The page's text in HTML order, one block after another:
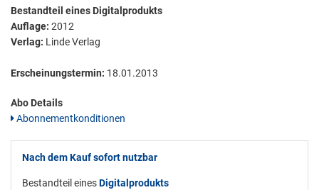
Bestandteil eines Digitalprodukts
Auflage: 2012
Verlag: Linde Verlag
Erscheinungstermin: 18.01.2013
Abo Details
Abonnementkonditionen
Nach dem Kauf sofort nutzbar
Bestandteil einesDigitalprodukts